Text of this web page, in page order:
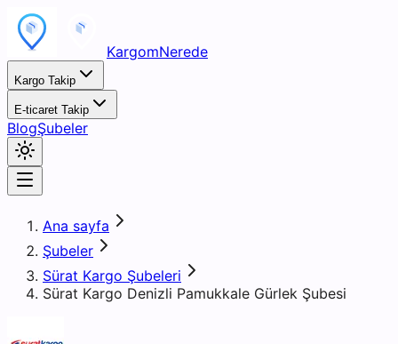
KargomNerede
Kargo Takip
E-ticaret Takip
BlogŞubeler
Ana sayfa
Şubeler
Sürat Kargo Şubeleri
Sürat Kargo Denizli Pamukkale Gürlek Şubesi